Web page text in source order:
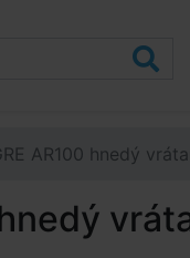
AR100 hnedý